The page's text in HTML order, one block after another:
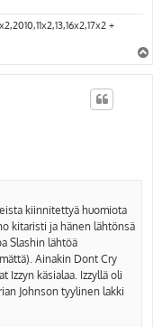
+
kiinnitettyä huomiota
kitaristi ja hänen lähtönsä
Slashin lähtöä
Ainakin Dont Cry
Izzyn käsialaa. Izzyllä oli
Johnson tyylinen lakki